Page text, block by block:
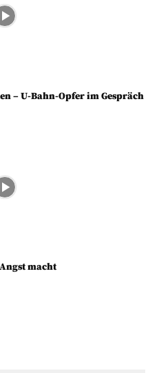
– U-Bahn-Opfer im Gespräch
macht